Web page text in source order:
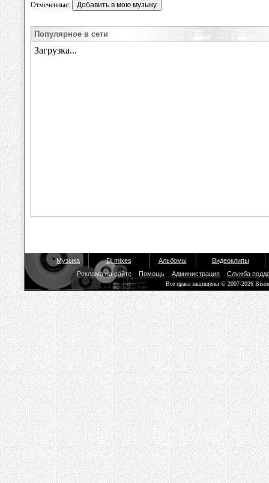
Отмеченные:
Популярное в сети
Музыка Dj mixes Альбомы
Видеоклипы
Реклама на сайте
Помощь Администрация Служба
Все права защищены © 2007-2026